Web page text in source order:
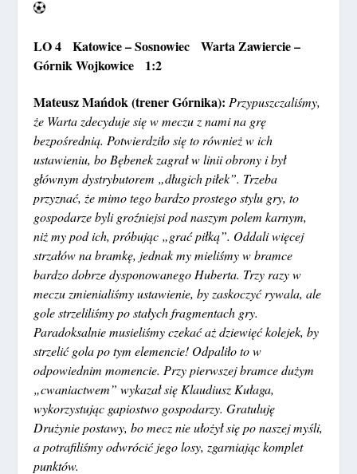
LO 4 Katowice – Sosnowiec Warta Zawiercie –
Górnik Wojkowice 1:2
Mateusz Mańdok (trener Górnika):Przypuszczaliśmy,
że Warta zdecyduje się w meczu z nami na grę
bezpośrednią. Potwierdziło się to również w ich
ustawieniu, bo Bębenek zagrał w linii obrony i był
głównym dystrybutorem „długich piłek”. Trzeba
przyznać, że mimo tego bardzo prostego stylu gry, to
gospodarze byli groźniejsi pod naszym polem karnym,
niż my pod ich, próbując „grać piłką”. Oddali więcej
strzałów na bramkę, jednak my mieliśmy w bramce
bardzo dobrze dysponowanego Huberta. Trzy razy w
meczu zmienialiśmy ustawienie, by zaskoczyć rywala, ale
gole strzeliliśmy po stałych fragmentach gry.
Paradoksalnie musieliśmy czekać aż dziewięć kolejek, by
strzelić gola po tym elemencie! Odpaliło to w
odpowiednim momencie. Przy pierwszej bramce dużym
„cwaniactwem” wykazał się Klaudiusz Kułaga,
wykorzystując gapiostwo gospodarzy. Gratuluję
Drużynie postawy, bo mecz nie ułożył się po naszej myśli,
a potrafiliśmy odwrócić jego losy, zgarniając komplet
punktów.